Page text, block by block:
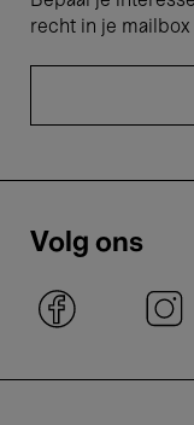
recht in je mailbox
Volg ons